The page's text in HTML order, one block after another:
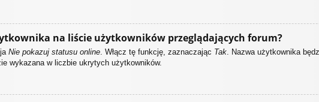
na liście użytkowników przeglądających forum?
Nie pokazuj statusu online . Włącz tę funkcję, zaznaczając Tak . Nazwa użytkownika
wykazana w liczbie ukrytych użytkowników.